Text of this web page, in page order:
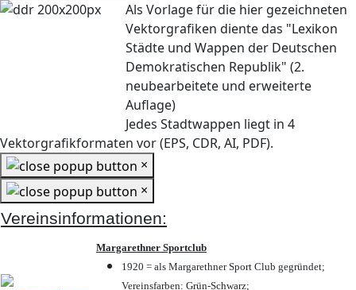
Als Vorlage für die hier gezeichneten
Vektorgrafiken diente das "Lexikon
Städte und Wappen der Deutschen
Demokratischen Republik" (2.
neubearbeitete und erweiterte
Auflage)
Jedes Stadtwappen liegt in 4
Vektorgrafikformaten vor (EPS, CDR, AI, PDF).
×
×
Vereinsinformationen:
Margarethner Sportclub
1920 = als Margarethner Sport Club gegründet;
Vereinsfarben: Grün-Schwarz;